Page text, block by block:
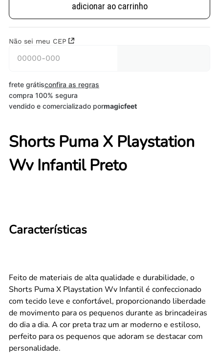
adicionar ao carrinho
Não sei meu CEP
frete grátisconfira as regras
compra 100% segura
vendido e comercializado pormagicfeet
Shorts Puma X Playstation
Wv Infantil Preto
Características
Feito de materiais de alta qualidade e durabilidade, o
Shorts Puma X Playstation Wv Infantil é confeccionado
com tecido leve e confortável, proporcionando liberdade
de movimento para os pequenos durante as brincadeiras
do dia a dia. A cor preta traz um ar moderno e estiloso,
perfeito para os pequenos que adoram se destacar com
personalidade.